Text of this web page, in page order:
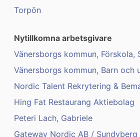
Torpön
Nytillkomna arbetsgivare
Vänersborgs kommun, Förskola,
Vänersborgs kommun, Barn och
Nordic Talent Rekrytering &
Hing Fat Restaurang Aktiebolag
Peteri Lach, Gabriele
Gateway Nordic AB / Sundyberg